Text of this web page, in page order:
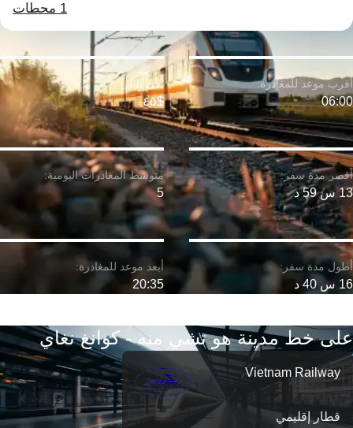
1 محطات
13 س 59 د
06:00
16 س 40 د
$٤٥
5
20:35
على خط مدينة هو تشي منه - كوانغ نغاي
Vietnam Railway
قطار إقليمي